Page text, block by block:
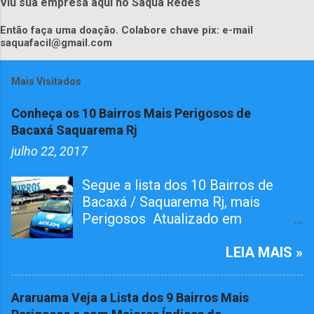
Viu sua empresa aqui no Saqua Redes
Então faça uma doação. Colabore chave pix: e-mail
saquafacil@gmail.com
Mais Visitados
Conheça os 10 Bairros Mais Perigosos de
Bacaxá Saquarema Rj
julho 22, 2017
Segue a lista dos 10 Bairros de
Bacaxá / Saquarema Rj, mais
Perigosos Atualizado em
Tiroteiro essa semana, não esta na
com agentes da 124º Dp,
LEIA MAIS »
Araruama Veja a Lista dos 9 Bairros Mais